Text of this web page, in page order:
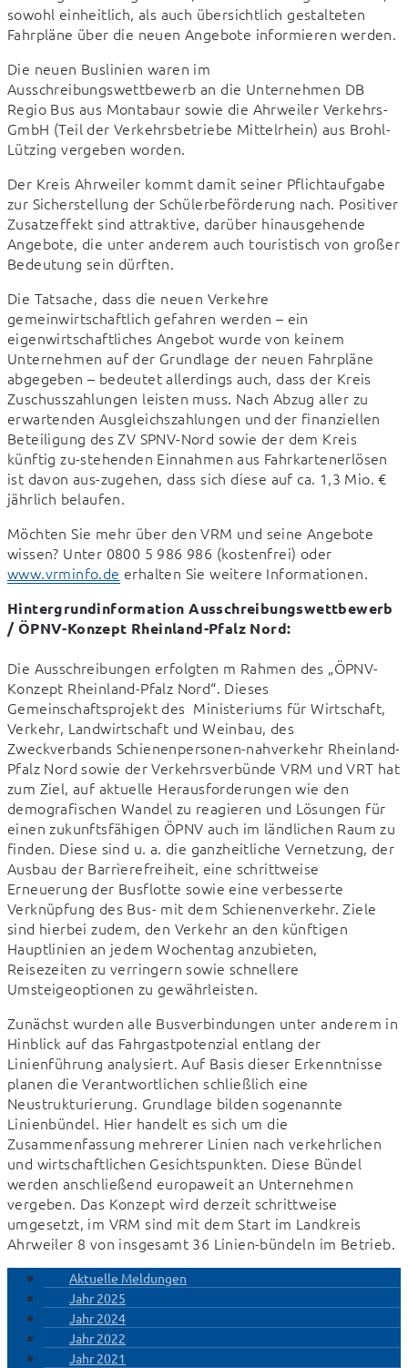
sowohl einheitlich, als auch übersichtlich gestalteten
Fahrpläne über die neuen Angebote informieren werden.
Die neuen Buslinien waren im
Ausschreibungswettbewerb an die Unternehmen DB
Regio Bus aus Montabaur sowie die Ahrweiler Verkehrs-
GmbH (Teil der Verkehrsbetriebe Mittelrhein) aus Brohl-
Lützing vergeben worden.
Der Kreis Ahrweiler kommt damit seiner Pflichtaufgabe
zur Sicherstellung der Schülerbeförderung nach. Positiver
Zusatzeffekt sind attraktive, darüber hinausgehende
Angebote, die unter anderem auch touristisch von großer
Bedeutung sein dürften.
Die Tatsache, dass die neuen Verkehre
gemeinwirtschaftlich gefahren werden – ein
eigenwirtschaftliches Angebot wurde von keinem
Unternehmen auf der Grundlage der neuen Fahrpläne
abgegeben – bedeutet allerdings auch, dass der Kreis
Zuschusszahlungen leisten muss. Nach Abzug aller zu
erwartenden Ausgleichszahlungen und der finanziellen
Beteiligung des ZV SPNV-Nord sowie der dem Kreis
künftig zu-stehenden Einnahmen aus Fahrkartenerlösen
ist davon aus-zugehen, dass sich diese auf ca. 1,3 Mio. €
jährlich belaufen.
Möchten Sie mehr über den VRM und seine Angebote
www.vrminfo.de erhalten Sie weitere Informationen.
Hintergrundinformation Ausschreibungswettbewerb
/ ÖPNV-Konzept Rheinland-Pfalz Nord:
Die Ausschreibungen erfolgten m Rahmen des „ÖPNV-
Konzept Rheinland-Pfalz Nord“. Dieses
Gemeinschaftsprojekt des  Ministeriums für Wirtschaft,
Verkehr, Landwirtschaft und Weinbau, des
Zweckverbands Schienenpersonen-nahverkehr Rheinland-
Pfalz Nord sowie der Verkehrsverbünde VRM und VRT hat
zum Ziel, auf aktuelle Herausforderungen wie den
demografischen Wandel zu reagieren und Lösungen für
einen zukunftsfähigen ÖPNV auch im ländlichen Raum zu
finden. Diese sind u. a. die ganzheitliche Vernetzung, der
Ausbau der Barrierefreiheit, eine schrittweise
Erneuerung der Busflotte sowie eine verbesserte
Verknüpfung des Bus- mit dem Schienenverkehr. Ziele
sind hierbei zudem, den Verkehr an den künftigen
Hauptlinien an jedem Wochentag anzubieten,
Reisezeiten zu verringern sowie schnellere
Umsteigeoptionen zu gewährleisten.
Zunächst wurden alle Busverbindungen unter anderem in
Hinblick auf das Fahrgastpotenzial entlang der
Linienführung analysiert. Auf Basis dieser Erkenntnisse
planen die Verantwortlichen schließlich eine
Neustrukturierung. Grundlage bilden sogenannte
Linienbündel. Hier handelt es sich um die
Zusammenfassung mehrerer Linien nach verkehrlichen
und wirtschaftlichen Gesichtspunkten. Diese Bündel
werden anschließend europaweit an Unternehmen
vergeben. Das Konzept wird derzeit schrittweise
umgesetzt, im VRM sind mit dem Start im Landkreis
Ahrweiler 8 von insgesamt 36 Linien-bündeln im Betrieb.
Aktuelle Meldungen
Jahr 2025
Jahr 2024
Jahr 2022
Jahr 2021